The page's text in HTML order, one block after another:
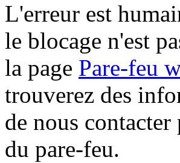
L'erreur est
le blocage n'est
la page Pare-feu
trouverez des
de nous
du pare-feu.